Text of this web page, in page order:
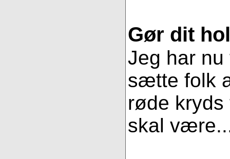
Gør dit
Jeg har
sætte folk
røde
skal